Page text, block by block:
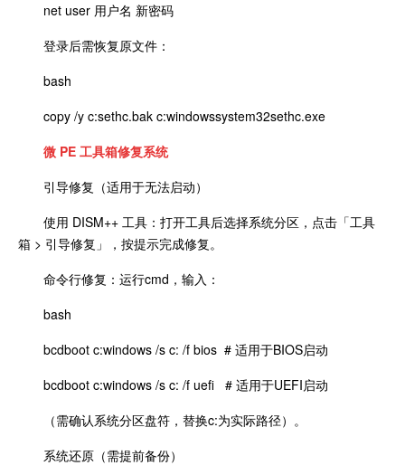
net user 用户名 新密码
登录后需恢复原文件：
bash
copy /y c:sethc.bak c:windowssystem32sethc.exe
微 PE 工具箱修复系统
引导修复（适用于无法启动）
使用 DISM++ 工具：打开工具后选择系统分区，点击「工具
箱 > 引导修复」，按提示完成修复。
命令行修复：运行cmd，输入：
bash
bcdboot c:windows /s c: /f bios # 适用于BIOS启动
bcdboot c:windows /s c: /f uefi # 适用于UEFI启动
（需确认系统分区盘符，替换c:为实际路径）。
系统还原（需提前备份）